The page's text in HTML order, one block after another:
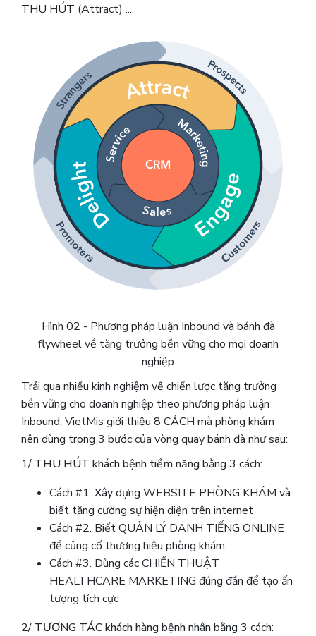
THU HÚT (Attract) ...
Hình 02 - Phương pháp luận Inbound và bánh đà
flywheel về tăng trưởng bền vững cho mọi doanh
nghiệp
Trải qua nhiều kinh nghiệm về chiến lược tăng trưởng
bền vững cho doanh nghiệp theo phương pháp luận
Inbound, VietMis giới thiệu 8 CÁCH mà phòng khám
nên dùng trong 3 bước của vòng quay bánh đà như sau:
1/ THU HÚT khách bệnh tiềm năngbằng 3 cách:
Cách #1. Xây dựng WEBSITE PHÒNG KHÁM và
biết tăng cường sự hiện diện trên internet
Cách #2. Biết QUẢN LÝ DANH TIẾNG ONLINE
để củng cố thương hiệu phòng khám
Cách #3. Dùng các CHIẾN THUẬT
HEALTHCARE MARKETING đúng đắn để tạo ấn
tượng tích cực
2/ TƯƠNG TÁC khách hàng bệnh nhânbằng 3 cách: